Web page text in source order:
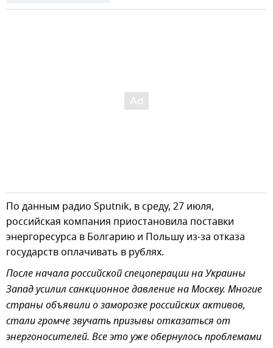
По данным радио Sputnik, в среду, 27 июля,
российская компания приостановила поставки
энергоресурса в Болгарию и Польшу из-за отказа
государств оплачивать в рублях.
После начала российской спецоперации на Украины
Запад усилил санкционное давление на Москву. Многие
страны объявили о заморозке российских активов,
стали громче звучать призывы отказаться от
энергоносителей. Все это уже обернулось проблемами